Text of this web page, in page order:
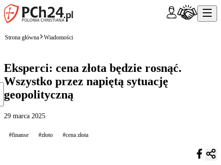
Strona główna Wiadomości
Eksperci: cena złota będzie rosnąć.
Wszystko przez napiętą sytuację
geopolityczną
29 marca 2025
#finanse #złoto #cena złota